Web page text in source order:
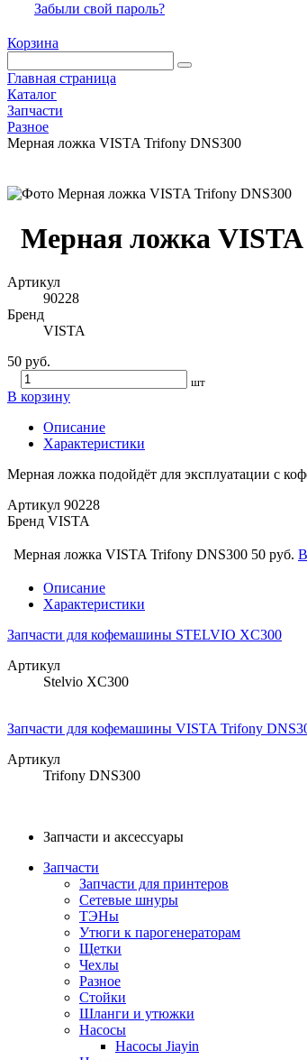
Забыли свой пароль?
Корзина
Главная страница
Каталог
Запчасти
Разное
Мерная ложка VISTA Trifony DNS300
Мерная ложка VISTA
Артикул
90228
Бренд
VISTA
50 руб.
шт
В корзину
Описание
Характеристики
Мерная ложка подойдёт для эксплуатации с
Артикул 90228
Бренд VISTA
Мерная ложка VISTA Trifony DNS300 50 руб.
Описание
Характеристики
Запчасти для кофемашины STELVIO XC300
Артикул
Stelvio XC300
Запчасти для кофемашины VISTA Trifony
Артикул
Trifony DNS300
Запчасти и аксессуары
Запчасти
Запчасти для принтеров
Сетевые шнуры
ТЭНы
Утюги к парогенераторам
Щетки
Чехлы
Разное
Стойки
Шланги и утюжки
Насосы
Насосы Jiayin